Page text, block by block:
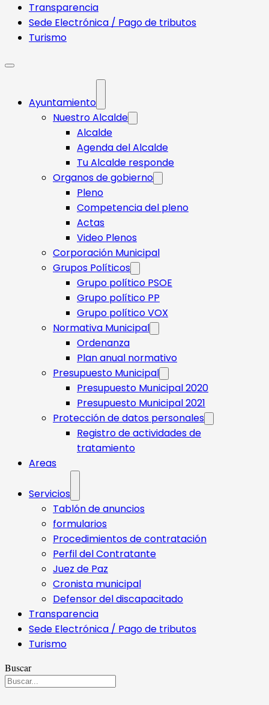
Transparencia
Sede Electrónica / Pago de tributos
Turismo
Ayuntamiento
Nuestro Alcalde
Alcalde
Agenda del Alcalde
Tu Alcalde responde​
Organos de gobierno
Pleno
Competencia del pleno
Actas
Video Plenos
Corporación Municipal
Grupos Políticos
Grupo político PSOE
Grupo político PP
Grupo político VOX
Normativa Municipal
Ordenanza
Plan anual normativo
Presupuesto Municipal
Presupuesto Municipal 2020
Presupuesto Municipal 2021
Protección de datos personales
Registro de actividades de
tratamiento
Areas
Servicios
Tablón de anuncios
formularios
Procedimientos de contratación
Perfil del Contratante
Juez de Paz
Cronista municipal
Defensor del discapacitado
Transparencia
Sede Electrónica / Pago de tributos
Turismo
Buscar